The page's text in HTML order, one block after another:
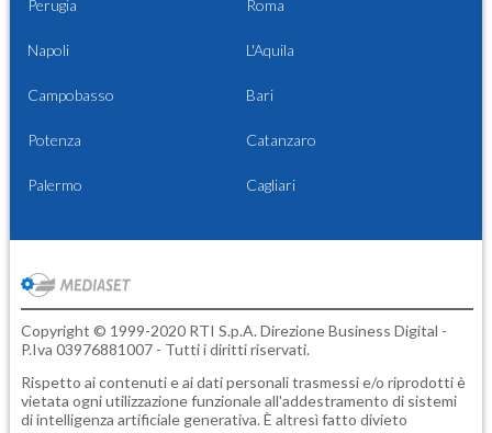
Perugia Roma
Napoli L'Aquila
Campobasso Bari
Potenza Catanzaro
Palermo Cagliari
Copyright © 1999-2020 RTI S.p.A. Direzione Business Digital -
P.Iva 03976881007 - Tutti i diritti riservati.
Rispetto ai contenuti e ai dati personali trasmessi e/o riprodotti è
vietata ogni utilizzazione funzionale all'addestramento di sistemi
di intelligenza artificiale generativa. È altresì fatto divieto